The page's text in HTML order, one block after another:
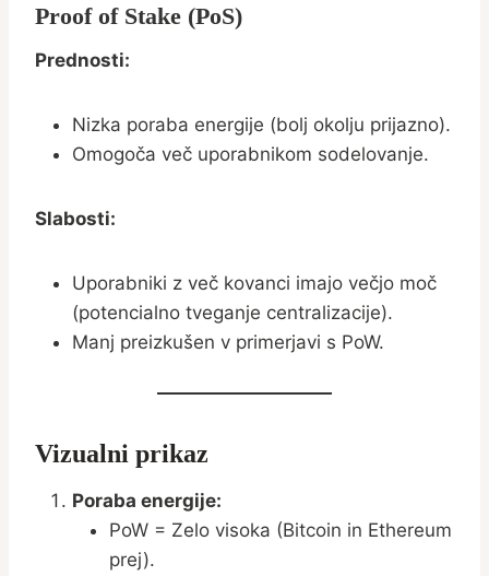
Proof of Stake (PoS)
Prednosti:
Nizka poraba energije (bolj okolju prijazno).
Omogoča več uporabnikom sodelovanje.
Slabosti:
Uporabniki z več kovanci imajo večjo moč
(potencialno tveganje centralizacije).
Manj preizkušen v primerjavi s PoW.
Vizualni prikaz
Poraba energije:
PoW = Zelo visoka (Bitcoin in Ethereum
prej).